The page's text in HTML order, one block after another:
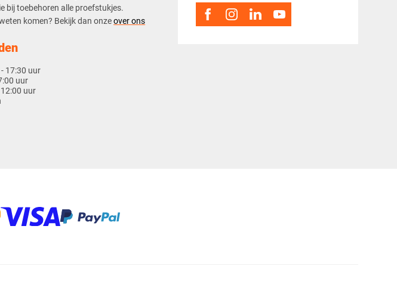
bij toebehoren alle proefstukjes.
komen? Bekijk dan onzeover ons
17:30 uur
uur
uur